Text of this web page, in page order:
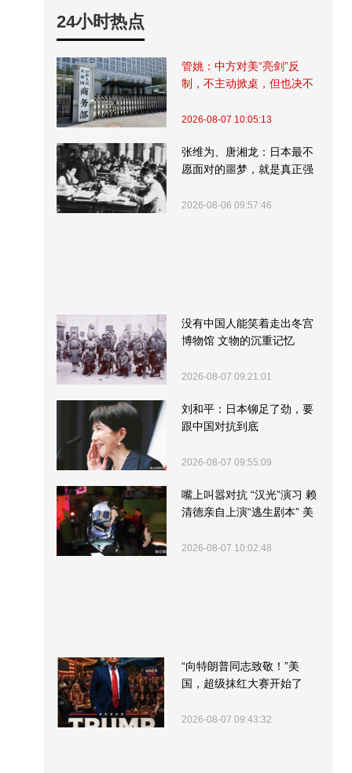
24小时热点
管姚：中方对美“亮剑”反
制，不主动掀桌，但也决不
2026-08-07 10:05:13
张维为、唐湘龙：日本最不
愿面对的噩梦，就是真正强
2026-08-06 09:57:46
没有中国人能笑着走出冬宫
博物馆 文物的沉重记忆
2026-08-07 09:21:01
刘和平：日本铆足了劲，要
跟中国对抗到底
2026-08-07 09:55:09
嘴上叫嚣对抗 “汉光”演习 赖
清德亲自上演“逃生剧本” 美
2026-08-07 10:02:48
“向特朗普同志致敬！”美
国，超级抹红大赛开始了
2026-08-07 09:43:32